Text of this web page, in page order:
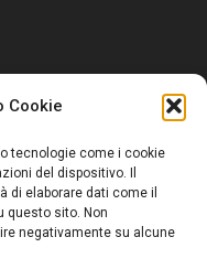
Cookie
tecnologie come i cookie
del dispositivo. Il
di elaborare dati come il
questo sito. Non
negativamente su alcune